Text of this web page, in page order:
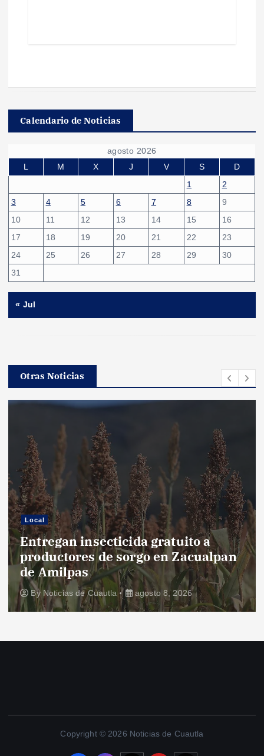
Calendario de Noticias
agosto 2026
L
M X J V S
D
1
2
3
4 5 6 7 8
9
10
11 12 13 14 15
16
17
18 19 20 21 22
23
24
25 26 27 28 29
30
31
« Jul
Otras Noticias
Local
Entregan insecticida gratuito a
productores de sorgo en Zacualpan
de Amilpas
By Noticias de Cuautla agosto 8, 2026
Copyright © 2026 Noticias de Cuautla